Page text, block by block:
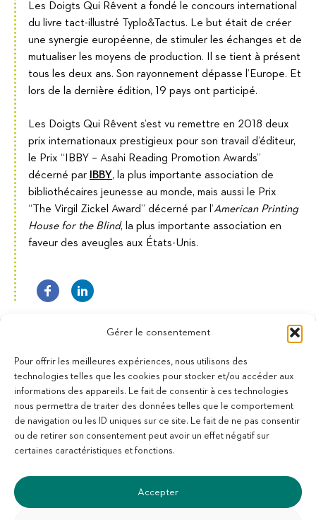
Gérer le consentement
Pour offrir les meilleures expériences, nous utilisons des
technologies telles que les cookies pour stocker et/ou accéder aux
informations des appareils. Le fait de consentir à ces technologies
nous permettra de traiter des données telles que le comportement
de navigation ou les ID uniques sur ce site. Le fait de ne pas consentir
ou de retirer son consentement peut avoir un effet négatif sur
certaines caractéristiques et fonctions.
Accepter
Les Doigts Qui Rêvent a fondé le concours international
du livre tact-illustré Typlo&Tactus. Le but était de créer
une synergie européenne, de stimuler les échanges et de
mutualiser les moyens de production. Il se tient à présent
tous les deux ans. Son rayonnement dépasse l’Europe. Et
lors de la dernière édition, 19 pays ont participé.
Les Doigts Qui Rêvent s’est vu remettre en 2018 deux
prix internationaux prestigieux pour son travail d’éditeur,
le Prix “IBBY – Asahi Reading Promotion Awards”
décerné par
IBBY, la plus importante association de
bibliothécaires jeunesse au monde, mais aussi le Prix
“The Virgil Zickel Award” décerné par l’American Printing
House for the Blind, la plus importante association en
faveur des aveugles aux États-Unis.
11 bis Rue des Novalles
21240 Talant - France
+33 (0)3 80 59 22 88
Membre de la Fédération des Aveugles de France
Membre du collectif Les Éditeurs Atypiques